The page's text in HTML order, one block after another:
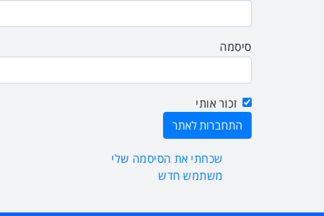
סיסמה
זכור אותי
שכחתי את הסיסמה שלי
משתמש חדש